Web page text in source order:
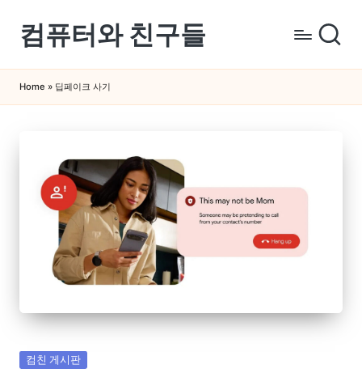
Skip
content
컴퓨터와 친구들
퓨
터
우
곳
Home » 딥페이크 사기
Posted
in
컴친 게시판